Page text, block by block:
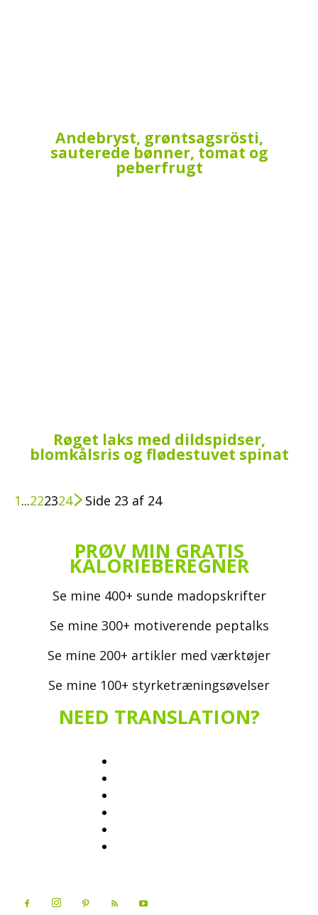
Andebryst, grøntsagsrösti,
sauterede bønner, tomat og
peberfrugt
Røget laks med dildspidser,
blomkålsris og flødestuvet spinat
1...222324 Side 23 af 24
PRØV MIN GRATIS
KALORIEBEREGNER
Se mine 400+ sunde madopskrifter
Se mine 300+ motiverende peptalks
Se mine 200+ artikler med værktøjer
Se mine 100+ styrketræningsøvelser
NEED TRANSLATION?